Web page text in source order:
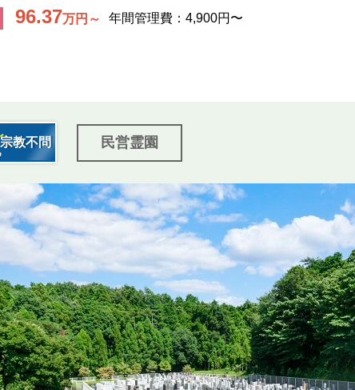
中国・四国
96.37万円～ 年間管理費：4,900円〜
宗教不問 民営霊園